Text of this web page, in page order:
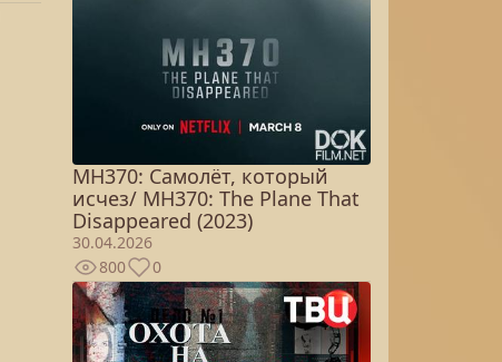
MH370: Самолёт, который
исчез/ MH370: The Plane That
Disappeared (2023)
30.04.2026
800
0